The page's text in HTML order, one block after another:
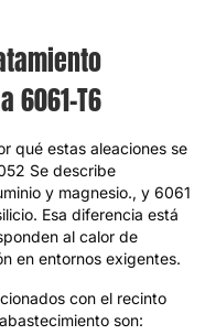
6061-T6
qué estas aleaciones se
Se describe
y magnesio., y 6061
Esa diferencia está
al calor de
en entornos exigentes.
con el recinto
son: